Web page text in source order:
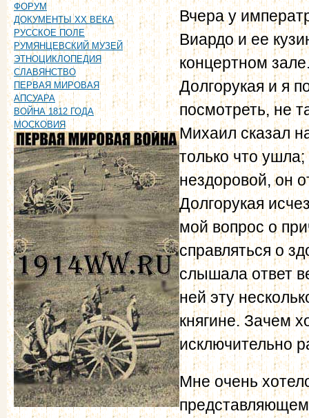
ФОРУМ
ДОКУМЕНТЫ XX ВЕКА
РУССКОЕ ПОЛЕ
РУМЯНЦЕВСКИЙ МУЗЕЙ
ЭТНОЦИКЛОПЕДИЯ
СЛАВЯНСТВО
ПЕРВАЯ МИРОВАЯ
АПСУАРА
ВОЙНА 1812 ГОДА
МОСКОВИЯ
Вчера у
Виардо и ее
концертном
Долгорукая и я
посмотреть, не
Михаил сказал
только что
нездоровой, он
Долгорукая
мой вопрос о
справляться о
слышала ответ
ней эту
княгине. Зачем
исключительно
Мне очень